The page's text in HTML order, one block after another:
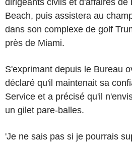
Beach, puis assistera au
dans son complexe de golf
près de Miami.
S'exprimant depuis le Bureau
déclaré qu'il maintenait sa
Service et a précisé qu'il
un gilet pare-balles.
'Je ne sais pas si je pourrais